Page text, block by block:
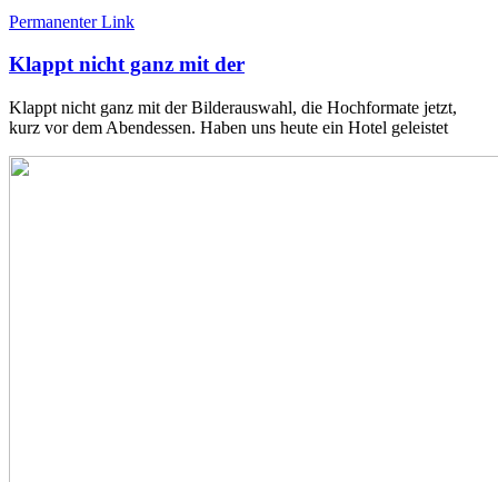
Permanenter Link
Klappt nicht ganz mit der
Klappt nicht ganz mit der Bilderauswahl, die Hochformate jetzt,
kurz vor dem Abendessen. Haben uns heute ein Hotel geleistet